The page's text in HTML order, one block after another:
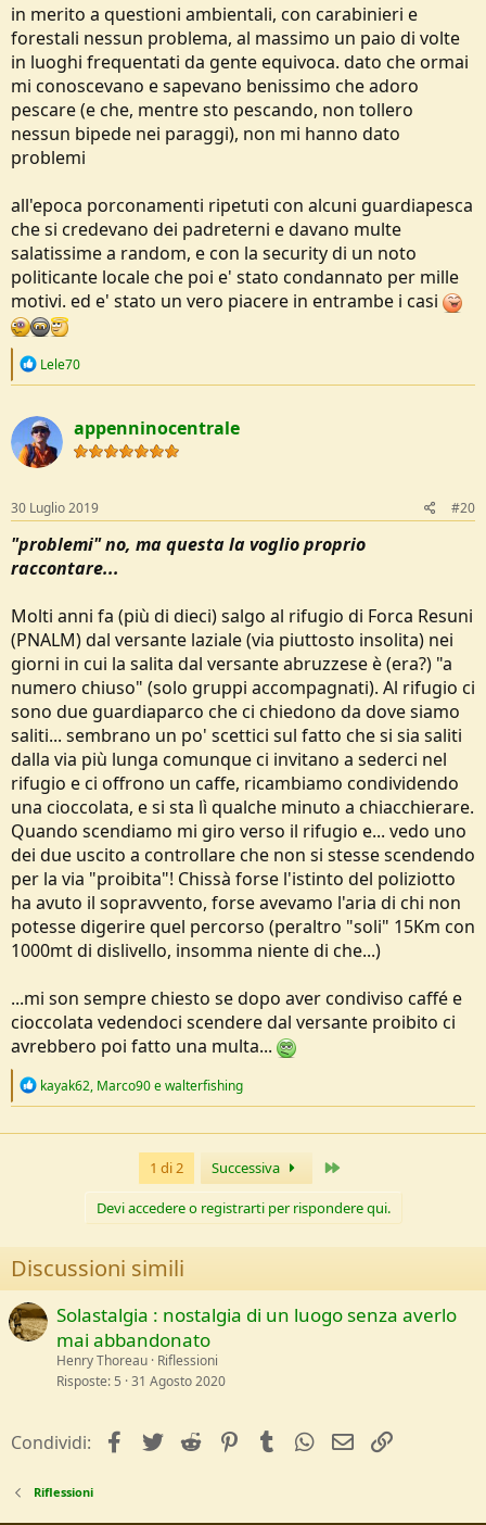
in merito a questioni ambientali, con carabinieri e
forestali nessun problema, al massimo un paio di volte
in luoghi frequentati da gente equivoca. dato che ormai
mi conoscevano e sapevano benissimo che adoro
pescare (e che, mentre sto pescando, non tollero
nessun bipede nei paraggi), non mi hanno dato
problemi
all'epoca porconamenti ripetuti con alcuni guardiapesca
che si credevano dei padreterni e davano multe
salatissime a random, e con la security di un noto
politicante locale che poi e' stato condannato per mille
motivi. ed e' stato un vero piacere in entrambe i casi
R
c
t
i
o
s
:
Lele70
appenninocentrale
30 Luglio 2019 #20
"problemi" no, ma questa la voglio proprio
raccontare...
Molti anni fa (più di dieci) salgo al rifugio di Forca Resuni
(PNALM) dal versante laziale (via piuttosto insolita) nei
giorni in cui la salita dal versante abruzzese è (era?) "a
numero chiuso" (solo gruppi accompagnati). Al rifugio ci
sono due guardiaparco che ci chiedono da dove siamo
saliti... sembrano un po' scettici sul fatto che si sia saliti
dalla via più lunga comunque ci invitano a sederci nel
rifugio e ci offrono un caffe, ricambiamo condividendo
una cioccolata, e si sta lì qualche minuto a chiacchierare.
Quando scendiamo mi giro verso il rifugio e... vedo uno
dei due uscito a controllare che non si stesse scendendo
per la via "proibita"! Chissà forse l'istinto del poliziotto
ha avuto il sopravvento, forse avevamo l'aria di chi non
potesse digerire quel percorso (peraltro "soli" 15Km con
1000mt di dislivello, insomma niente di che...)
...mi son sempre chiesto se dopo aver condiviso caffé e
cioccolata vedendoci scendere dal versante proibito ci
avrebbero poi fatto una multa...
R
c
kayak62, Marco90ewalterfishing
1 di 2 Successiva
Devi accedere o registrarti per rispondere qui.
Discussioni simili
Solastalgia : nostalgia di un luogo senza averlo
mai abbandonato
Henry Thoreau Riflessioni
Risposte 5 31 Agosto 2020
Condividi: facebookTwitterReddit PinterestTumblrWhatsApp
e-mail
Riflessioni